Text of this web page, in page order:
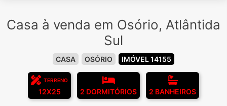
Casa à venda em Osório, Atlântida
Sul
CASA OSÓRIO IMÓVEL 14155
TERRENO
12X25 2 DORMITÓRIOS 2 BANHEIROS